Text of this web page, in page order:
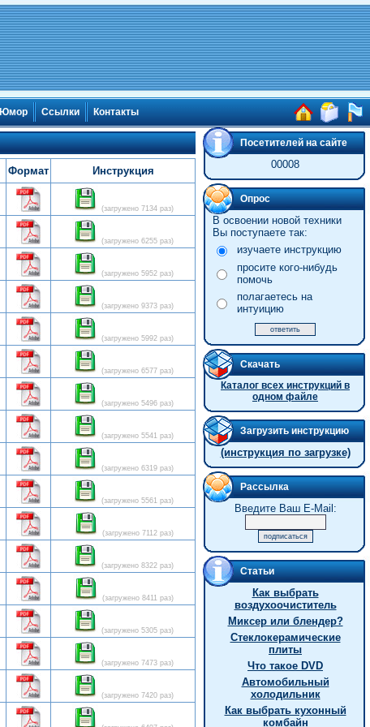
Юмор Ссылки Контакты
Формат Инструкция
(загружено 7134 раз)
(загружено 6255 раз)
(загружено 5952 раз)
(загружено 9373 раз)
(загружено 5992 раз)
(загружено 6577 раз)
(загружено 5496 раз)
(загружено 5541 раз)
(загружено 6319 раз)
(загружено 5561 раз)
(загружено 7112 раз)
(загружено 8322 раз)
(загружено 8411 раз)
(загружено 5305 раз)
(загружено 7473 раз)
(загружено 7420 раз)
Посетителей на сайте
00008
Опрос
В освоении новой техники
Вы поступаете так:
изучаете инструкцию
просите кого-нибудь
помочь
полагаетесь на
интуицию
Скачать
Каталог всех инструкций в
одном файле
Загрузить инструкцию
(инструкция по загрузке)
Рассылка
Введите Ваш E-Mail:
Статьи
Как выбрать
воздухоочиститель
Миксер или блендер?
Стеклокерамические
плиты
Что такое DVD
Автомобильный
холодильник
Как выбрать кухонный
комбайн